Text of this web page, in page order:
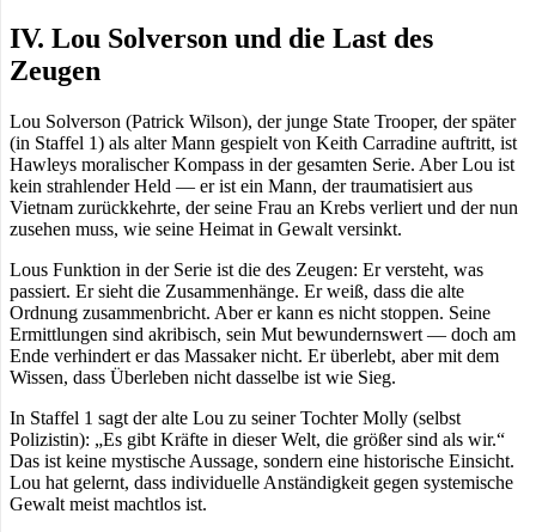
IV. Lou Solverson und die Last des
Zeugen
Lou Solverson (Patrick Wilson), der junge State Trooper, der später
(in Staffel 1) als alter Mann gespielt von Keith Carradine auftritt, ist
Hawleys moralischer Kompass in der gesamten Serie. Aber Lou ist
kein strahlender Held — er ist ein Mann, der traumatisiert aus
Vietnam zurückkehrte, der seine Frau an Krebs verliert und der nun
zusehen muss, wie seine Heimat in Gewalt versinkt.
Lous Funktion in der Serie ist die des Zeugen: Er versteht, was
passiert. Er sieht die Zusammenhänge. Er weiß, dass die alte
Ordnung zusammenbricht. Aber er kann es nicht stoppen. Seine
Ermittlungen sind akribisch, sein Mut bewundernswert — doch am
Ende verhindert er das Massaker nicht. Er überlebt, aber mit dem
Wissen, dass Überleben nicht dasselbe ist wie Sieg.
In Staffel 1 sagt der alte Lou zu seiner Tochter Molly (selbst
Polizistin): „Es gibt Kräfte in dieser Welt, die größer sind als wir.“
Das ist keine mystische Aussage, sondern eine historische Einsicht.
Lou hat gelernt, dass individuelle Anständigkeit gegen systemische
Gewalt meist machtlos ist.